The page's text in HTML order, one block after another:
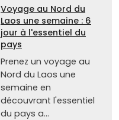
Voyage au Nord du
Laos une semaine : 6
jour à l'essentiel du
pays
Prenez un voyage au
Nord du Laos une
semaine en
découvrant l'essentiel
du pays a...